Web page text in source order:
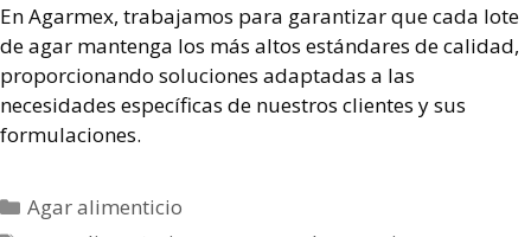
En Agarmex, trabajamos para garantizar que cada lote
de agar mantenga los más altos estándares de calidad,
proporcionando soluciones adaptadas a las
necesidades específicas de nuestros clientes y sus
formulaciones.
Agar alimenticio